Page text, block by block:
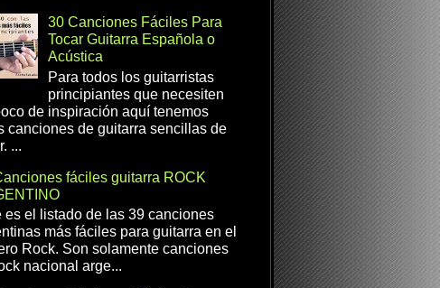
30 Canciones Fáciles Para
Tocar Guitarra Española o
Acústica
Para todos los guitarristas
principiantes que necesiten
de inspiración aquí tenemos
canciones de guitarra sencillas de
...
fáciles guitarra ROCK
es el listado de las 39 canciones
más fáciles para guitarra en el
Rock. Son solamente canciones
nacional arge...